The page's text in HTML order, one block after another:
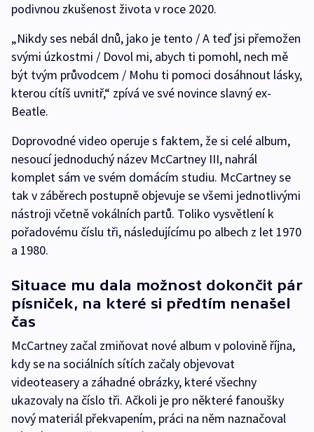
podivnou zkušenost života v roce 2020.
„Nikdy ses nebál dnů, jako je tento / A teď jsi přemožen
svými úzkostmi / Dovol mi, abych ti pomohl, nech mě
být tvým průvodcem / Mohu ti pomoci dosáhnout lásky,
kterou cítíš uvnitř,“ zpívá ve své novince slavný ex-
Beatle.
Doprovodné video operuje s faktem, že si celé album,
nesoucí jednoduchý název McCartney III, nahrál
komplet sám ve svém domácím studiu. McCartney se
tak v záběrech postupně objevuje se všemi jednotlivými
nástroji včetně vokálních partů. Toliko vysvětlení k
pořadovému číslu tři, následujícímu po albech z let 1970
a 1980.
Situace mu dala možnost dokončit pár
písniček, na které si předtím nenašel
čas
McCartney začal zmiňovat nové album v polovině října,
kdy se na sociálních sítích začaly objevovat
videoteasery a záhadné obrázky, které všechny
ukazovaly na číslo tři. Ačkoli je pro některé fanoušky
nový materiál překvapením, práci na něm naznačoval